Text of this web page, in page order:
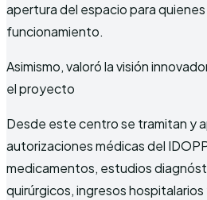
apertura del espacio para
funcionamiento.
Asimismo, valoró la visión
el proyecto
Desde este centro se tramitan y
autorizaciones médicas del
medicamentos, estudios
quirúrgicos, ingresos